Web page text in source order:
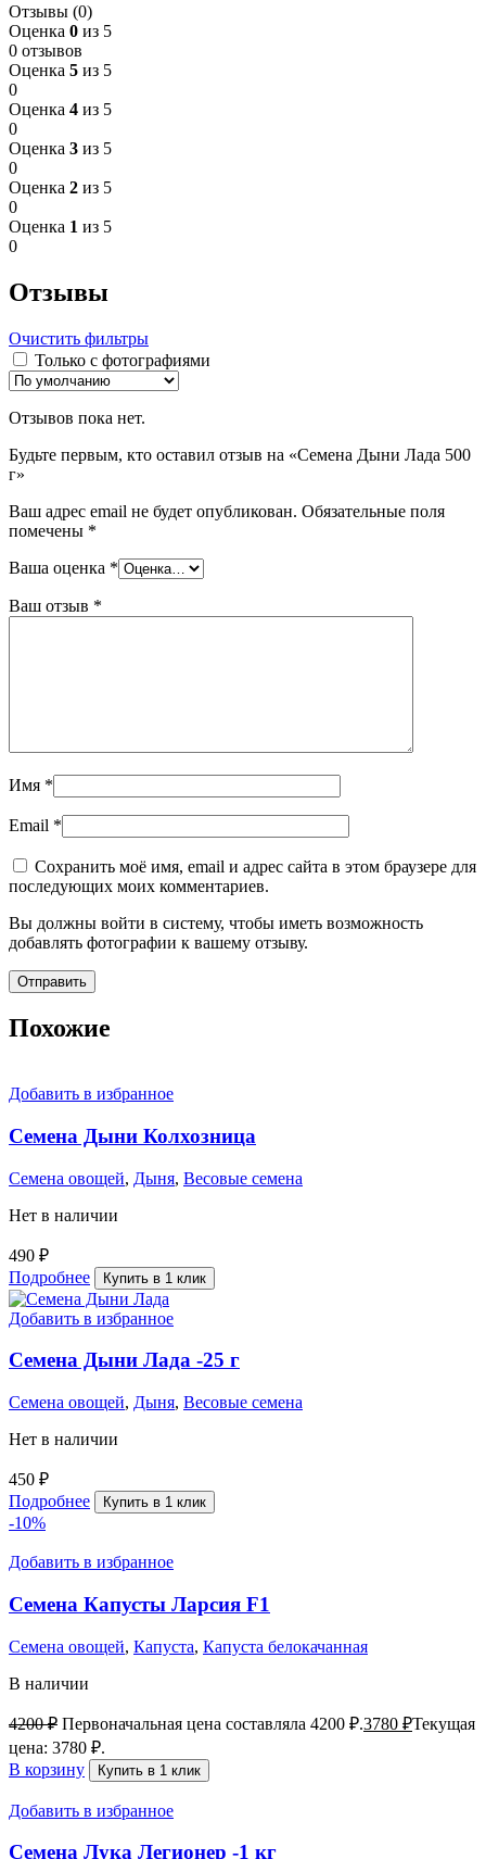
Отзывы (0)
Оценка 0 из 5
0 отзывов
Оценка 5 из 5
0
Оценка 4 из 5
0
Оценка 3 из 5
0
Оценка 2 из 5
0
Оценка 1 из 5
0
Отзывы
Очистить фильтры
Только с фотографиями
Отзывов пока нет.
Будьте первым, кто оставил отзыв на «Семена Дыни Лада 500
г»
Ваш адрес email не будет опубликован. Обязательные поля
помечены *
Ваша оценка *
Ваш отзыв *
Имя *
Email *
Сохранить моё имя, email и адрес сайта в этом браузере для
последующих моих комментариев.
Вы должны войти в систему, чтобы иметь возможность
добавлять фотографии к вашему отзыву.
Похожие
Добавить в избранное
Семена Дыни Колхозница
Семена овощей, Дыня, Весовые семена
Нет в наличии
490 ₽
Подробнее
Купить в 1 клик
Добавить в избранное
Семена Дыни Лада -25 г
Семена овощей, Дыня, Весовые семена
Нет в наличии
450 ₽
Подробнее
Купить в 1 клик
-10%
Добавить в избранное
Семена Капусты Ларсия F1
Семена овощей, Капуста, Капуста белокачанная
В наличии
4200₽ Первоначальная цена составляла 4200 ₽.3780 ₽Текущая
цена: 3780 ₽.
В корзину
Купить в 1 клик
Добавить в избранное
Семена Лука Легионер -1 кг